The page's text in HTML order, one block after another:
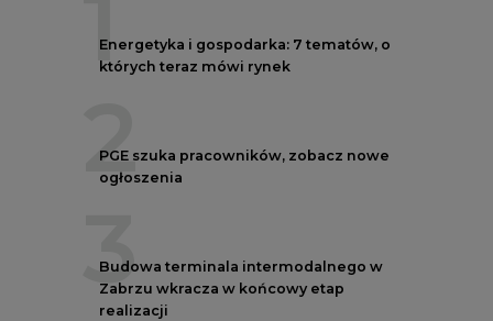
1
Energetyka i gospodarka: 7 tematów, o
których teraz mówi rynek
2
PGE szuka pracowników, zobacz nowe
ogłoszenia
3
Budowa terminala intermodalnego w
Zabrzu wkracza w końcowy etap
realizacji